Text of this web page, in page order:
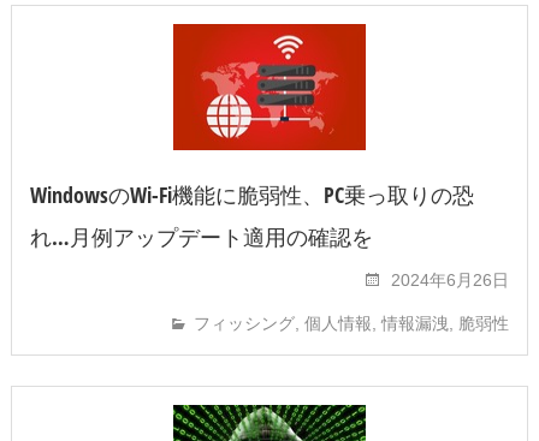
WindowsのWi-Fi機能に脆弱性、PC乗っ取りの恐
れ…月例アップデート適用の確認を
2024年6月26日
フィッシング ,個人情報 ,情報漏洩 脆弱性